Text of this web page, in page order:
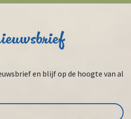
en blijf op de hoogte van al